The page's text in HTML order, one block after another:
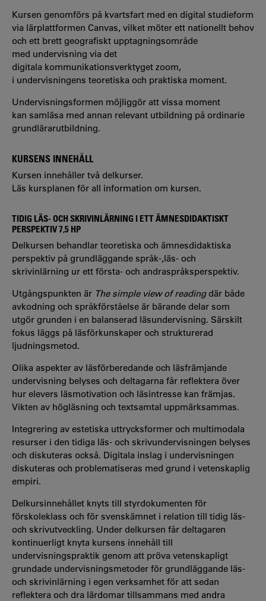
Kursen genomförs på kvartsfart med en digital studieform
via lärplattformen Canvas, vilket möter ett nationellt behov
och ett brett geografiskt upptagningsområde
med undervisning via det
digitala kommunikationsverktyget zoom,
i undervisningens teoretiska och praktiska moment.
Undervisningsformen möjliggör att vissa moment
kan samläsa med annan relevant utbildning på ordinarie
grundlärarutbildning.
KURSENS INNEHÅLL
Kursen innehåller två delkurser.
Läs kursplanen för all information om kursen.
TIDIG LÄS- OCH SKRIVINLÄRNING I ETT ÄMNESDIDAKTISKT
PERSPEKTIV 7,5 HP
Delkursen behandlar teoretiska och ämnesdidaktiska
perspektiv på grundläggande språk-,läs- och
skrivinlärning ur ett första- och andraspråksperspektiv.
Utgångspunkten är The simple view of readingdär både
avkodning och språkförståelse är bärande delar som
utgör grunden i en balanserad läsundervisning. Särskilt
fokus läggs på läsförkunskaper och strukturerad
ljudningsmetod.
Olika aspekter av läsförberedande och läsfrämjande
undervisning belyses och deltagarna får reflektera över
hur elevers läsmotivation och läsintresse kan främjas.
Vikten av högläsning och textsamtal uppmärksammas.
Integrering av estetiska uttrycksformer och multimodala
resurser i den tidiga läs- och skrivundervisningen belyses
och diskuteras också. Digitala inslag i undervisningen
diskuteras och problematiseras med grund i vetenskaplig
empiri.
Delkursinnehållet knyts till styrdokumenten för
förskoleklass och för svenskämnet i relation till tidig läs-
och skrivutveckling. Under delkursen får deltagaren
kontinuerligt knyta kursens innehåll till
undervisningspraktik genom att pröva vetenskapligt
grundade undervisningsmetoder för grundläggande läs-
och skrivinlärning i egen verksamhet för att sedan
reflektera och dra lärdomar tillsammans med andra